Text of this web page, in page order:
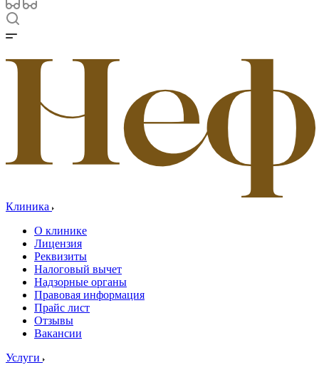
Клиника
О клинике
Лицензия
Реквизиты
Налоговый вычет
Надзорные органы
Правовая информация
Прайс лист
Отзывы
Вакансии
Услуги